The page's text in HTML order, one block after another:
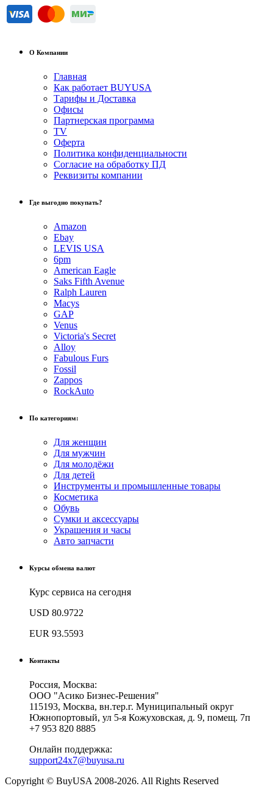
О Компании
Главная
Как работает BUYUSA
Тарифы и Доставка
Офисы
Партнерская программа
TV
Оферта
Политика конфиденциальности
Согласие на обработку ПД
Реквизиты компании
Где выгодно покупать?
Amazon
Ebay
LEVIS USA
6pm
American Eagle
Saks Fifth Avenue
Ralph Lauren
Macys
GAP
Venus
Victoria's Secret
Alloy
Fabulous Furs
Fossil
Zappos
RockAuto
По категориям:
Для женщин
Для мужчин
Для молодёжи
Для детей
Инструменты и промышленные товары
Косметика
Обувь
Сумки и аксессуары
Украшения и часы
Авто запчасти
Курсы обмена валют
Курс сервиса на сегодня
USD 80.9722
EUR 93.5593
Контакты
Россия, Москва:
ООО "Асико Бизнес-Решения"
115193, Москва, вн.тер.г. Муниципальный округ
Южнопортовый, ул 5-я Кожуховская, д. 9, помещ. 7п
+7 953 820 8885
Онлайн поддержка:
support24x7@buyusa.ru
Copyright © BuyUSA 2008-2026. All Rights Reserved